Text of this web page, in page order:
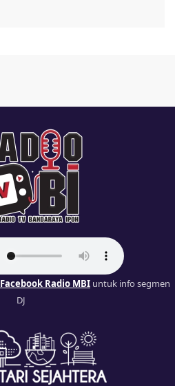
Facebook Radio MBI untuk info segmen
DJ